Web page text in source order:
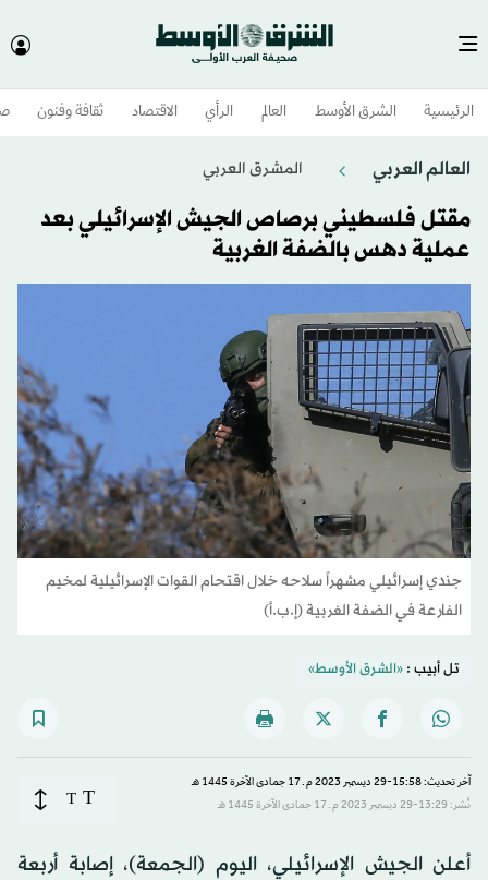
الرئيسية الشرق الأوسط​ العالم الرأي الاقتصاد ثقافة وفنون
العالم العربي المشرق العربي
مقتل فلسطيني برصاص الجيش الإسرائيلي بعد
عملية دهس بالضفة الغربية
جندي إسرائيلي مشهراً سلاحه خلال اقتحام القوات الإسرائيلية لمخيم
الفارعة في الضفة الغربية (إ.ب.أ)
تل أبيب :«الشرق الأوسط»
آخر تحديث: 15:58-29 ديسمبر 2023 م ـ 17 جمادى الآخرة 1445 هـ
نُشر: 13:29-29 ديسمبر 2023 م ـ 17 جمادى الآخرة 1445 هـ
T
T
أعلن الجيش الإسرائيلي، اليوم (الجمعة)، إصابة أربعة